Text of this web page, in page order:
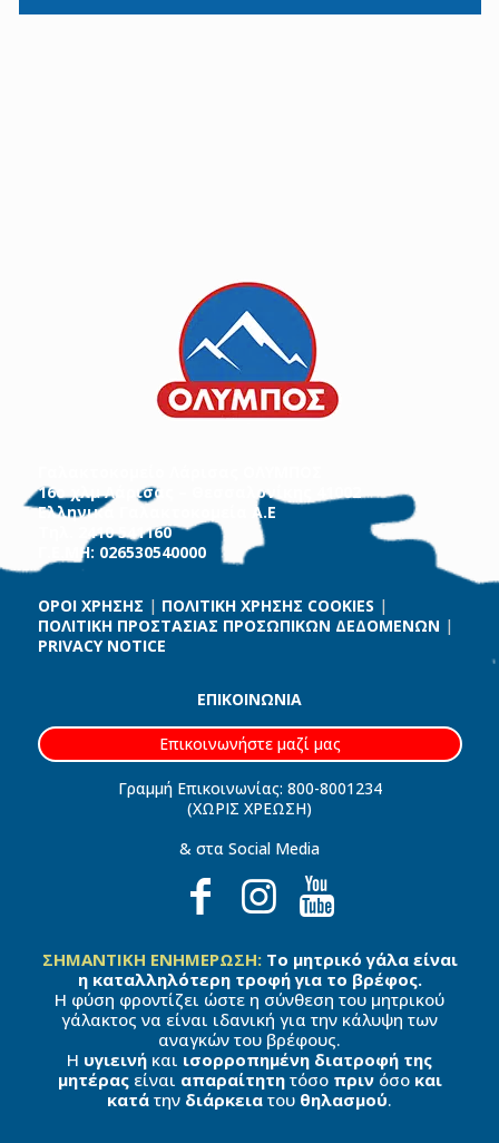
16ο χλμ Λάρισας – Θεσσαλονίκης 41002
Ελληνικά Γαλακτοκομεία Α.Ε
Τηλ. 2410 541160
Γ.Ε.ΜΗ: 026530540000
ΟΡΟΙ ΧΡΗΣΗΣ | ΠΟΛΙΤΙΚΗ ΧΡΗΣΗΣ COOKIES |
ΠΟΛΙΤΙΚΗ ΠΡΟΣΤΑΣΙΑΣ ΠΡΟΣΩΠΙΚΩΝ ΔΕΔΟΜΕΝΩΝ |
PRIVACY NOTICE
ΕΠΙΚΟΙΝΩΝΙΑ
Επικοινωνήστε μαζί μας
Γραμμή Επικοινωνίας: 800-8001234
(ΧΩΡΙΣ ΧΡΕΩΣΗ)
& στα Social Media
ΣΗΜΑΝΤΙΚΗ ΕΝΗΜΕΡΩΣΗ:Το μητρικό γάλα είναι
η καταλληλότερη τροφή για το βρέφος.
Η φύση φροντίζει ώστε η σύνθεση του μητρικού
γάλακτος να είναι ιδανική για την κάλυψη των
αναγκών του βρέφους.
Η υγιεινή και ισορροπημένη διατροφή της
μητέραςείναι απαραίτητητόσο πρινόσο και
κατά την διάρκεια του θηλασμού.